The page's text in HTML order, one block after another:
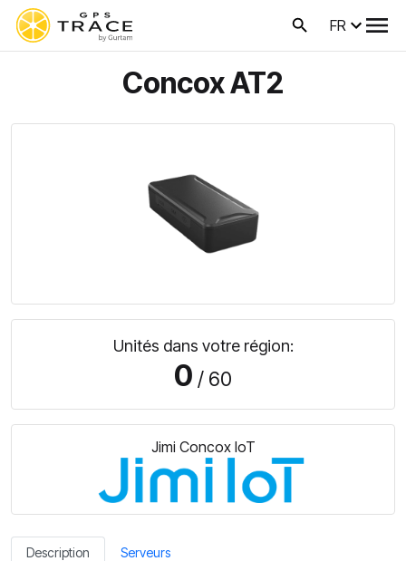
FR
Concox AT2
Unités dans votre région:
0 / 60
Jimi Concox IoT
Description Serveurs